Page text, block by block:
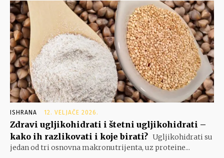
ISHRANA 12. VELJAČE 2026.
Zdravi ugljikohidrati i štetni ugljikohidrati –
kako ih razlikovati i koje birati? Ugljikohidrati su
jedan od tri osnovna makronutrijenta, uz proteine...